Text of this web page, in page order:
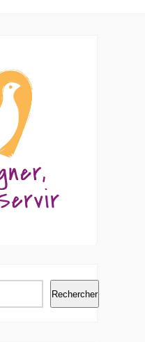
Rechercher